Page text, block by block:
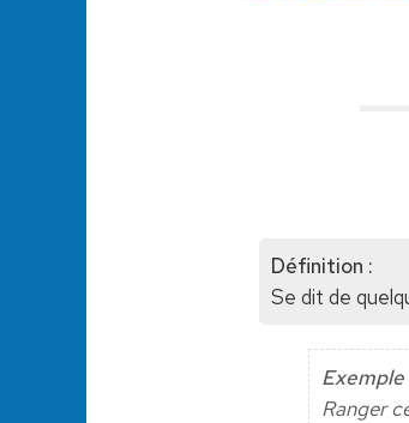
Définition :
Se dit de
Exemple
Ranger